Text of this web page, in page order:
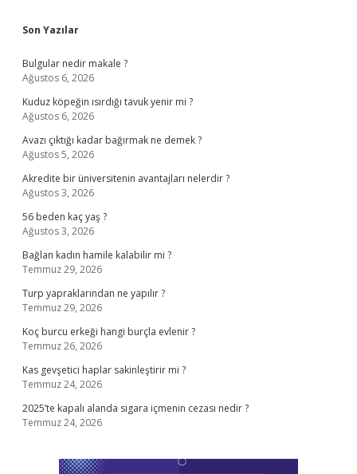
Sidebar
Son Yazılar
Bulgular nedir makale ?
Ağustos 6, 2026
Kuduz köpeğin ısırdığı tavuk yenir mi ?
Ağustos 6, 2026
Avazı çıktığı kadar bağırmak ne demek ?
Ağustos 5, 2026
Akredite bir üniversitenin avantajları nelerdir ?
Ağustos 3, 2026
56 beden kaç yaş ?
Ağustos 3, 2026
Bağlan kadın hamile kalabilir mi ?
Temmuz 29, 2026
Turp yapraklarından ne yapılır ?
Temmuz 29, 2026
Koç burcu erkeği hangi burçla evlenir ?
Temmuz 26, 2026
Kas gevşetici haplar sakinleştirir mi ?
Temmuz 24, 2026
2025’te kapalı alanda sigara içmenin cezası nedir ?
Temmuz 24, 2026